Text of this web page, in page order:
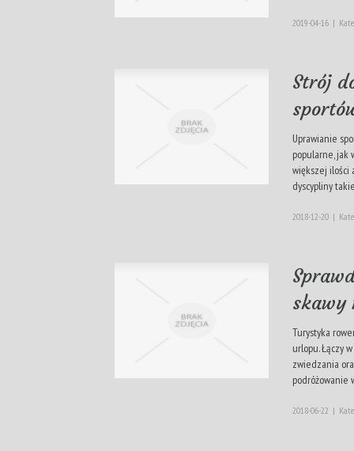
2019-04-16 |
Strój
Uprawianie
popularne, jak
większej ilości
dyscypliny
2018-12-20 |
skawy
Turystyka
urlopu. Łączy
zwiedzania
podróżowanie
2018-06-22 |